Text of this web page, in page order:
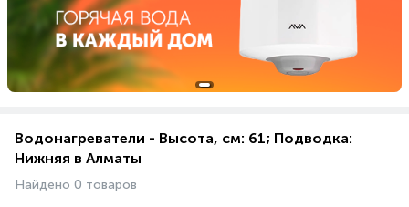
Водонагреватели - Высота, см: 61; Подводка:
Нижняя в Алматы
Найдено 0 товаров